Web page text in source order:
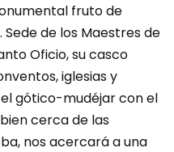
fruto de
de los Maestres de
Oficio, su casco
iglesias y
gótico-mudéjar con el
cerca de las
nos acercará a una